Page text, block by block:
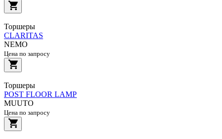
Торшеры
CLARITAS
NEMO
Цена по запросу
Торшеры
POST FLOOR LAMP
MUUTO
Цена по запросу